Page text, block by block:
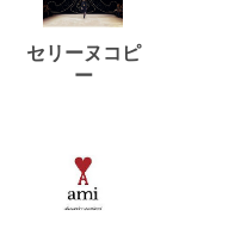
セリーヌコピ
ー